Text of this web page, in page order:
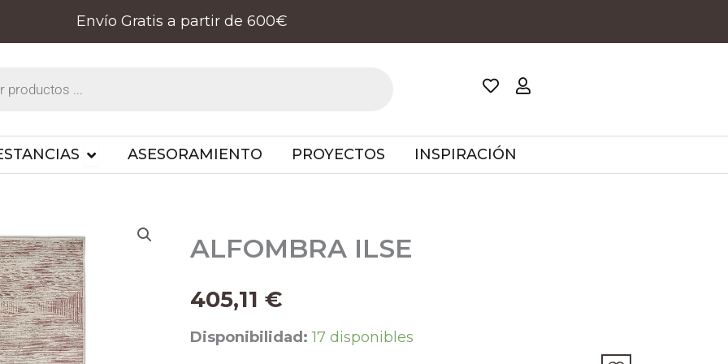
Envío Gratis a partir de 600€
OPEN ESTANCIAS
ASESORAMIENTO PROYECTOS INSPIRACIÓN
ALFOMBRA ILSE
405,11 €
Disponibilidad: 17 disponibles
ALFOMBRA